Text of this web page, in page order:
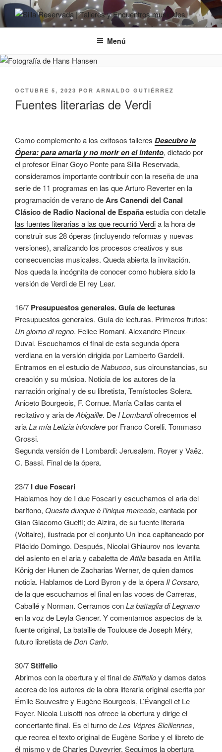
Ir
al
contenidoSILLA RESERVADA | TALLERES
Y ENCUENTROS MUSICALES
Cursos y encuentros musicales
Menú
PUBLICADO
OCTUBRE 5, 2023 POR ARNALDO GUTIÉRREZ
Fuentes literarias de Verdi
Como complemento a los exitosos talleres Descubre la
Ópera: para amarla y no morir en el intento, dictado por
el profesor Einar Goyo Ponte para Silla Reservada,
consideramos importante contribuir con la reseña de una
serie de 11 programas en las que Arturo Reverter en la
programación de verano deArs Canendi del Canal
Clásico de Radio Nacional de Españaestudia con detalle
las fuentes literarias a las que recurrió Verdia la hora de
construir sus 28 óperas (incluyendo reformas y nuevas
versiones), analizando los procesos creativos y sus
consecuencias musicales. Queda abierta la invitación.
Nos queda la incógnita de conocer como hubiera sido la
versión de Verdi de El rey Lear.
16/7 Presupuestos generales. Guía de lecturas
Presupuestos generales. Guía de lecturas. Primeros frutos:
Un giorno di regno. Felice Romani. Alexandre Pineux-
Duval. Escuchamos el final de esta segunda ópera
verdiana en la versión dirigida por Lamberto Gardelli.
Entramos en el estudio deNabucco, sus circunstancias, su
creación y su música. Noticia de los autores de la
narración original y de su libretista, Temístocles Solera.
Aniceto Bourgeois, F. Cornue. María Callas canta el
recitativo y aria deAbigaille. De I Lombardiofrecemos el
ariaLa mía Letizia infonderepor Franco Corelli. Tommaso
Grossi.
Segunda versión de I Lombardi: Jerusalem. Royer y Vaëz.
C. Bassi. Final de la ópera.
23/7 I due Foscari
Hablamos hoy de I due Foscari y escuchamos el aria del
barítono, Questa dunque è l’iniqua mercede, cantada por
Gian Giacomo Guelfi; de Alzira, de su fuente literaria
(Voltaire), ilustrada por el conjunto Un inca capitaneado por
Plácido Domingo. Después, Nicolai Ghiaurov nos levanta
del asiento en el aria y cabaletta deAttilabasada en Attilla
König der Hunen de Zacharias Werner, de quien damos
noticia. Hablamos de Lord Byron y de la ópera Il Corsaro,
de la que escuchamos el final en las voces de Carreras,
Caballé y Norman. Cerramos conLa battaglia di Legnano
en la voz de Leyla Gencer. Y comentamos aspectos de la
fuente original, La bataille de Toulouse de Joseph Méry,
futuro libretista de Don Carlo.
30/7Stiffelio
Abrimos con la obertura y el final deStiffelioy damos datos
acerca de los autores de la obra literaria original escrita por
Émile Souvestre y Eugène Bourgeois, L’Évangeli et Le
Foyer. Nicola Luisotti nos ofrece la obertura y dirige el
concertante final. Es el turno deLes Vépres Siciliennes,
que recrea el texto original de Eugène Scribe y el libreto de
él mismo y de Charles Duveyrier. Seguimos la obertura